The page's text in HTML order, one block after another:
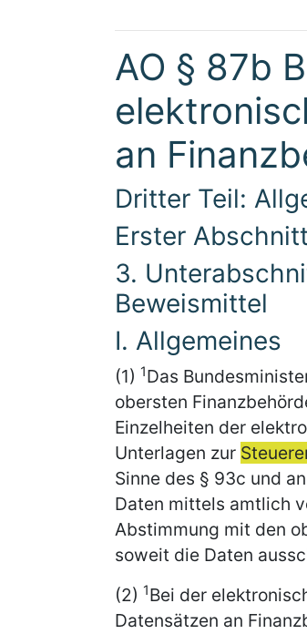
AO § 87b
an
Dritter Teil:
Erster
3.
Beweismittel
I. Allgemeines
(1) 1Das
obersten
Einzelheiten der
Unterlagen zur
Sinne des § 93c und
Daten mittels amtlich
Abstimmung mit den
soweit die Daten
(2) 1Bei der
Datensätzen an